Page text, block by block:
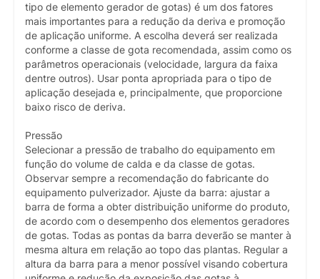
tipo de elemento gerador de gotas) é um dos fatores
mais importantes para a redução da deriva e promoção
de aplicação uniforme. A escolha deverá ser realizada
conforme a classe de gota recomendada, assim como os
parâmetros operacionais (velocidade, largura da faixa
dentre outros). Usar ponta apropriada para o tipo de
aplicação desejada e, principalmente, que proporcione
baixo risco de deriva.
Pressão
Selecionar a pressão de trabalho do equipamento em
função do volume de calda e da classe de gotas.
Observar sempre a recomendação do fabricante do
equipamento pulverizador. Ajuste da barra: ajustar a
barra de forma a obter distribuição uniforme do produto,
de acordo com o desempenho dos elementos geradores
de gotas. Todas as pontas da barra deverão se manter à
mesma altura em relação ao topo das plantas. Regular a
altura da barra para a menor possível visando cobertura